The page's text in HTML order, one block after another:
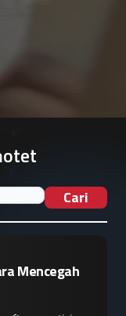
Cari
Mencegah